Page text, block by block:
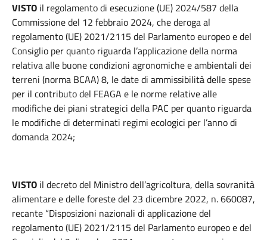
VISTO il regolamento di esecuzione (UE) 2024/587 della
Commissione del 12 febbraio 2024, che deroga al
regolamento (UE) 2021/2115 del Parlamento europeo e del
Consiglio per quanto riguarda l’applicazione della norma
relativa alle buone condizioni agronomiche e ambientali dei
terreni (norma BCAA) 8, le date di ammissibilità delle spese
per il contributo del FEAGA e le norme relative alle
modifiche dei piani strategici della PAC per quanto riguarda
le modifiche di determinati regimi ecologici per l’anno di
domanda 2024;
VISTO il decreto del Ministro dell’agricoltura, della sovranità
alimentare e delle foreste del 23 dicembre 2022, n. 660087,
recante “Disposizioni nazionali di applicazione del
regolamento (UE) 2021/2115 del Parlamento europeo e del